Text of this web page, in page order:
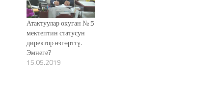
Атактуулар окуган № 5
мектептин статусун
директор өзгөрттү.
Эмнеге?
15.05.2019